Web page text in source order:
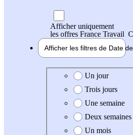
Afficher uniquement
les offres France Travail
Afficher les filtres de Date
Date de création de l'offre
Un jour
Trois jours
Une semaine
Deux semaines
Un mois